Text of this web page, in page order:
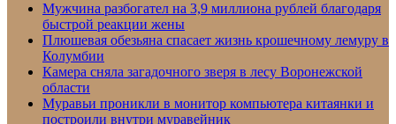
Мужчина разбогател на 3,9 миллиона рублей благодаря
быстрой реакции жены
Плюшевая обезьяна спасает жизнь крошечному лемуру в
Колумбии
Камера сняла загадочного зверя в лесу Воронежской
области
Муравьи проникли в монитор компьютера китаянки и
построили внутри муравейник